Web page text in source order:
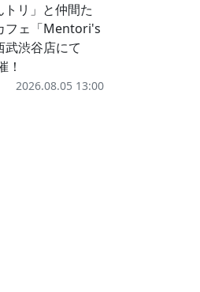
リ」と仲間た
フェ「Mentori's
武渋谷店にて
！
2026.08.05 13:00